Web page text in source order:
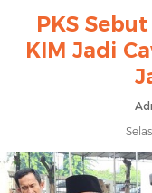
PKS
KIM Jadi